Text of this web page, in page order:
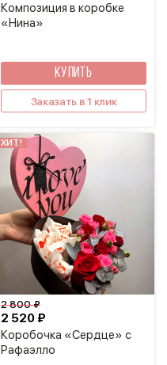
Композиция в коробке
«Нина»
КУПИТЬ
Заказать в 1 клик
ХИТ!
Коробочка «Сердце» с
Рафаэлло
2 520 ₽
2 800 ₽